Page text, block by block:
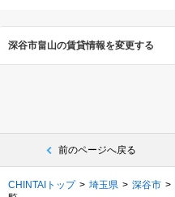
深谷市畠山の賃貸情報を変更する
前のページへ戻る
CHINTAIトップ 埼玉県 深谷市